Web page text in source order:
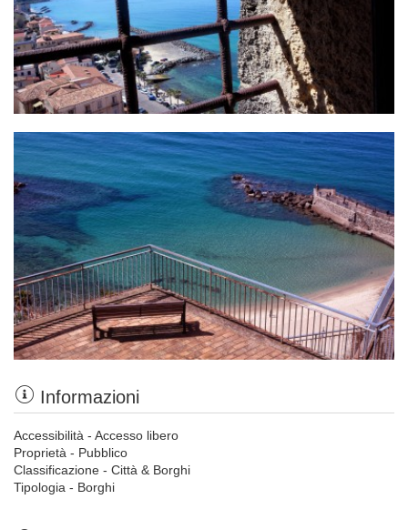
Informazioni
Accessibilità - Accesso libero
Proprietà - Pubblico
Classificazione - Città & Borghi
Tipologia - Borghi